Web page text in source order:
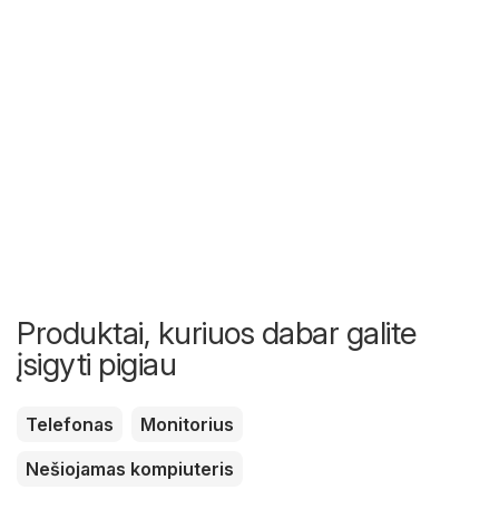
Produktai, kuriuos dabar galite
įsigyti pigiau
Telefonas
Monitorius
Nešiojamas kompiuteris